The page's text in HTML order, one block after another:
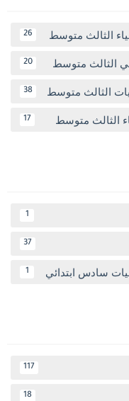
الثالث متوسط 26
الثالث متوسط 20
الثالث متوسط 38
الثالث متوسط 17
1
37
سادس ابتدائي 1
117
18